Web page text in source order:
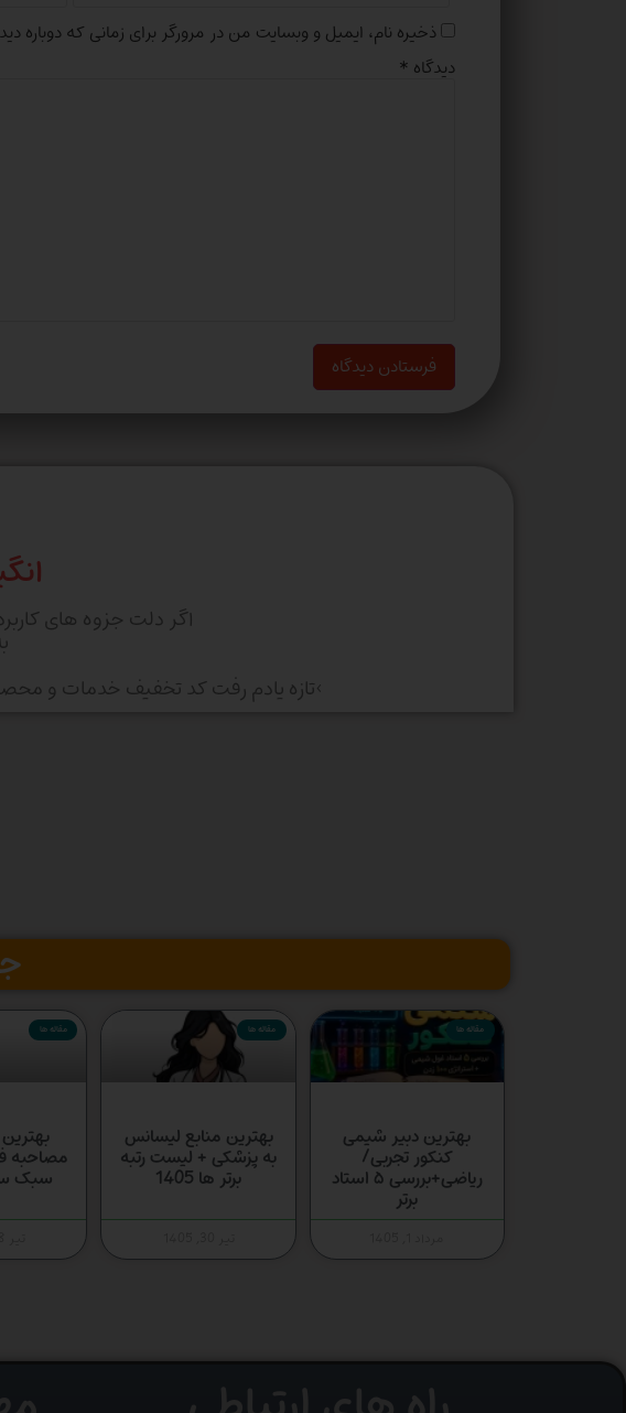
دیدگاه *
ذخیره نام، ایمیل و وبسایت من در مرورگر برای زمانی که دوباره
اگر دلت جزوه های
>تازه یادم رفت کد تخفیف خدمات و
مقاله ها
بهترین دبیر شیمی
کنکور تجربی/
ریاضی+بررسی ۵ استاد
برتر
مقاله ها
بهترین منابع لیسانس
به پزشکی + لیست رتبه
برتر ها 1405
مقاله ها
سبک